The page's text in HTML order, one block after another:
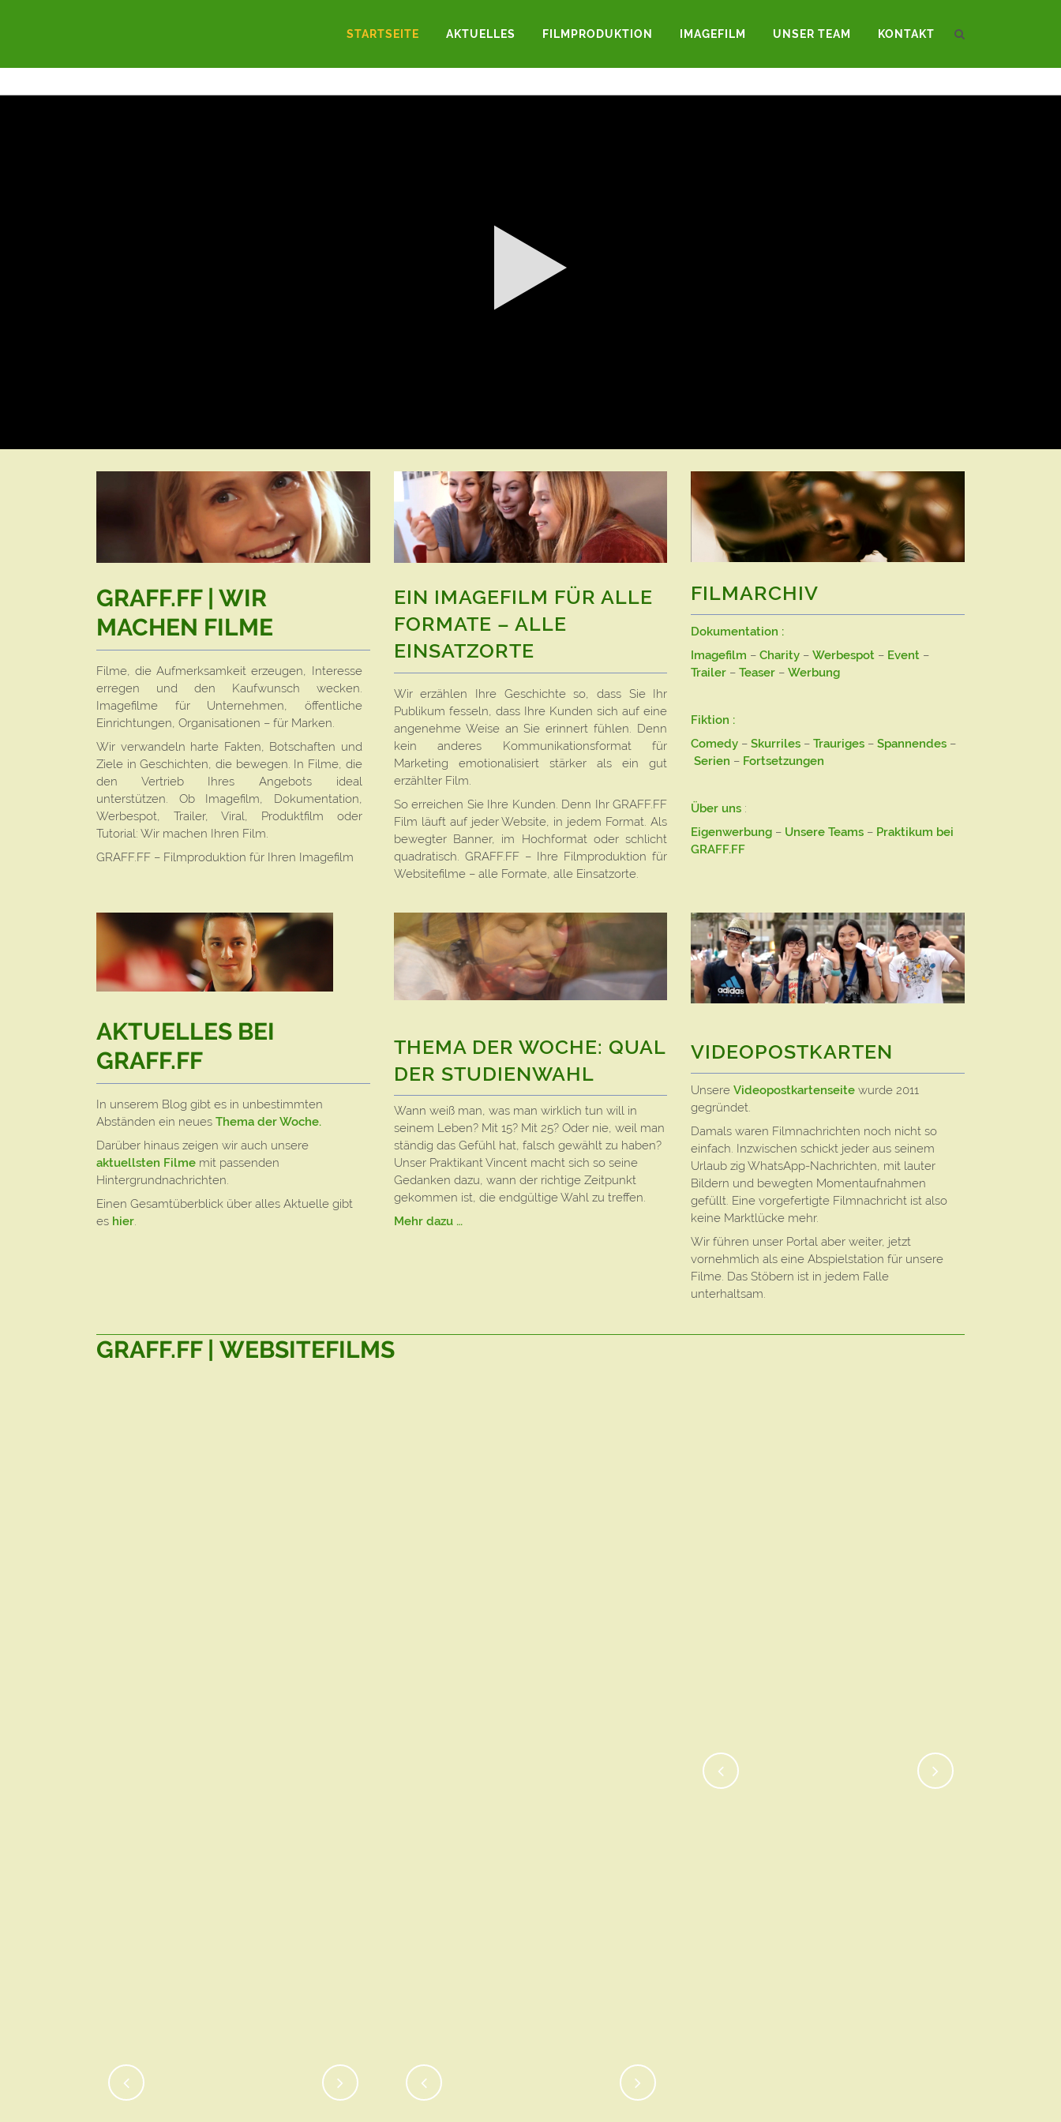
STARTSEITE AKTUELLES FILMPRODUKTION IMAGEFILM UNSER TEAM KONTAKT
GRAFF.FF | WIR
MACHEN FILME
Filme, die Aufmerksamkeit erzeugen, Interesse
erregen und den Kaufwunsch wecken.
Imagefilme für Unternehmen, öffentliche
Einrichtungen, Organisationen – für Marken.
Wir verwandeln harte Fakten, Botschaften und
Ziele in Geschichten, die bewegen. In Filme, die
den Vertrieb Ihres Angebots ideal
unterstützen. Ob Imagefilm, Dokumentation,
Werbespot, Trailer, Viral, Produktfilm oder
Tutorial: Wir machen Ihren Film.
GRAFF.FF – Filmproduktion für Ihren Imagefilm
EIN IMAGEFILM FÜR ALLE
FORMATE – ALLE
EINSATZORTE
Wir erzählen Ihre Geschichte so, dass Sie Ihr
Publikum fesseln, dass Ihre Kunden sich auf eine
angenehme Weise an Sie erinnert fühlen. Denn
kein anderes Kommunikationsformat für
Marketing emotionalisiert stärker als ein gut
erzählter Film.
So erreichen Sie Ihre Kunden. Denn Ihr GRAFF.FF
Film läuft auf jeder Website, in jedem Format. Als
bewegter Banner, im Hochformat oder schlicht
quadratisch. GRAFF.FF – Ihre Filmproduktion für
Websitefilme – alle Formate, alle Einsatzorte.
FILMARCHIV
Dokumentation :
Imagefilm –Charity –Werbespot – Event –
Trailer –Teaser –Werbung
Fiktion :
Comedy –Skurriles –Trauriges –Spannendes –
Serien – Fortsetzungen
Über uns :
Eigenwerbung – Unsere Teams – Praktikum bei
GRAFF.FF
AKTUELLES BEI
GRAFF.FF
In unserem Blog gibt es in unbestimmten
Abständen ein neues Thema der Woche.
Darüber hinaus zeigen wir auch unsere
aktuellsten Filme mit passenden
Hintergrundnachrichten.
Einen Gesamtüberblick über alles Aktuelle gibt
es hier
THEMA DER WOCHE: QUAL
DER STUDIENWAHL
Wann weiß man, was man wirklich tun will in
seinem Leben? Mit 15? Mit 25? Oder nie, weil man
ständig das Gefühl hat, falsch gewählt zu haben?
Unser Praktikant Vincent macht sich so seine
Gedanken dazu, wann der richtige Zeitpunkt
gekommen ist, die endgültige Wahl zu treffen.
Mehr dazu …
VIDEOPOSTKARTEN
UnsereVideopostkartenseite wurde 2011
gegründet.
Damals waren Filmnachrichten noch nicht so
einfach. Inzwischen schickt jeder aus seinem
Urlaub zig WhatsApp-Nachrichten, mit lauter
Bildern und bewegten Momentaufnahmen
gefüllt. Eine vorgefertigte Filmnachricht ist also
keine Marktlücke mehr.
Wir führen unser Portal aber weiter, jetzt
vornehmlich als eine Abspielstation für unsere
Filme. Das Stöbern ist in jedem Falle
unterhaltsam.
GRAFF.FF | WEBSITEFILMS